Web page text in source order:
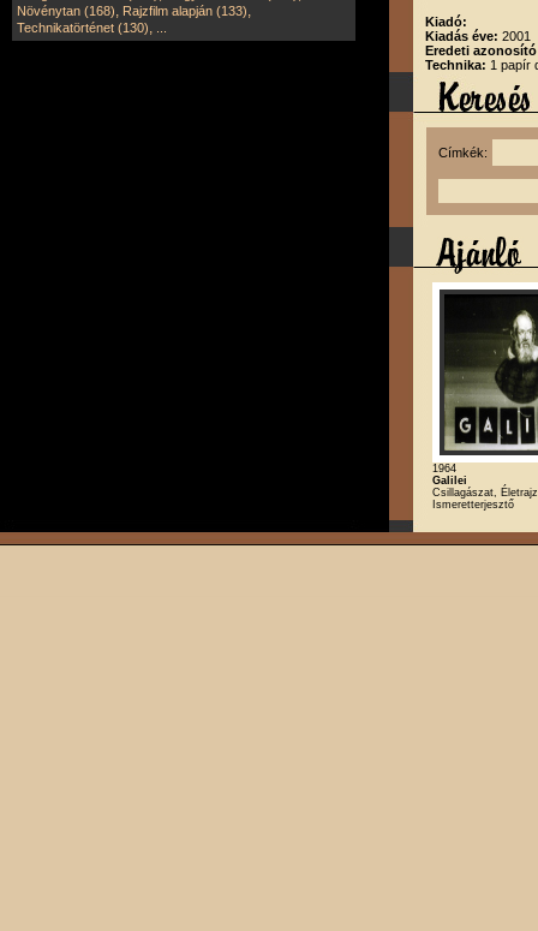
Növénytan (168), Rajzfilm alapján (133),
Technikatörténet (130),
Kiadó:
Kiadás éve: 2001
Eredeti
Technika: 1 papír
Címkék:
1964
Galilei
Csillagászat,
Ismeretterjesztő